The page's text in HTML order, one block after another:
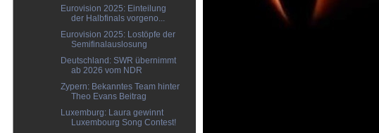
Eurovision 2025: Einteilung
der Halbfinals vorgeno...
Eurovision 2025: Lostöpfe der
Semifinalauslosung
Deutschland: SWR übernimmt
ab 2026 vom NDR
Zypern: Bekanntes Team hinter
Theo Evans Beitrag
Luxemburg: Laura gewinnt
Luxembourg Song Contest!